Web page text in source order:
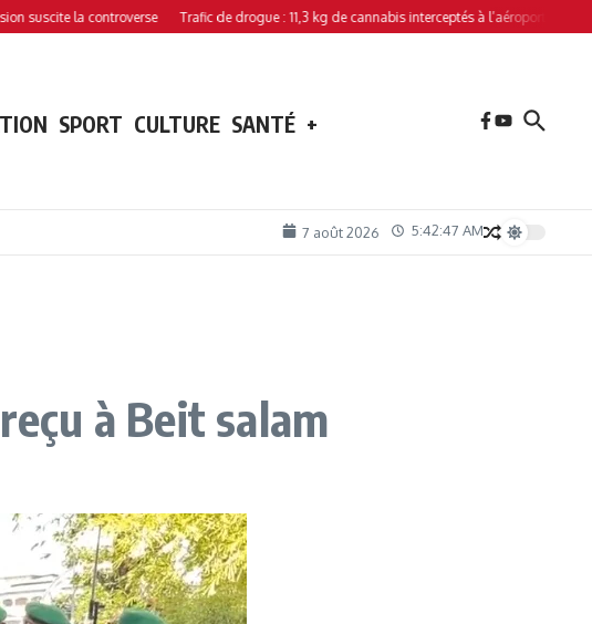
la controverse Trafic de drogue : 11,3 kg de cannabis interceptés à l’aéroport de Hahaya
SPORT CULTURE SANTÉ +
7 août 2026 5:42:48 AM
à Beit salam